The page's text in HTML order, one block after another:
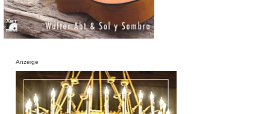
Anzeige